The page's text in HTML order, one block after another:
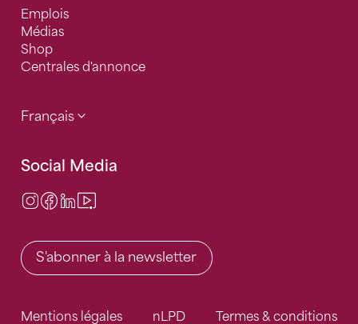
Emplois
Médias
Shop
Centrales d'annonce
Français
Social Media
Instagram
Facebook
LinkedIn
S'abonner à la newsletter
Mentions légales nLPD Termes & conditions